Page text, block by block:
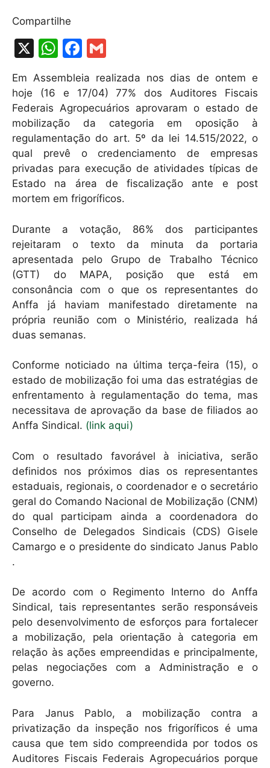
Compartilhe
X
W
h
at
s
A
p
p
F
a
c
e
b
o
o
k
m
ai
l
Em Assembleia realizada nos dias de ontem e
hoje (16 e 17/04) 77% dos Auditores Fiscais
Federais Agropecuários aprovaram o estado de
mobilização da categoria em oposição à
regulamentação do art. 5º da lei 14.515/2022, o
qual prevê o credenciamento de empresas
privadas para execução de atividades típicas de
Estado na área de fiscalização ante e post
mortem em frigoríficos.
Durante a votação, 86% dos participantes
rejeitaram o texto da minuta da portaria
apresentada pelo Grupo de Trabalho Técnico
(GTT) do MAPA, posição que está em
consonância com o que os representantes do
Anffa já haviam manifestado diretamente na
própria reunião com o Ministério, realizada há
duas semanas.
Conforme noticiado na última terça-feira (15), o
estado de mobilização foi uma das estratégias de
enfrentamento à regulamentação do tema, mas
necessitava de aprovação da base de filiados ao
Anffa Sindical. (link aqui)
Com o resultado favorável à iniciativa, serão
definidos nos próximos dias os representantes
estaduais, regionais, o coordenador e o secretário
geral do Comando Nacional de Mobilização (CNM)
do qual participam ainda a coordenadora do
Conselho de Delegados Sindicais (CDS) Gisele
Camargo e o presidente do sindicato Janus Pablo
.
De acordo com o Regimento Interno do Anffa
Sindical, tais representantes serão responsáveis
pelo desenvolvimento de esforços para fortalecer
a mobilização, pela orientação à categoria em
relação às ações empreendidas e principalmente,
pelas negociações com a Administração e o
governo.
Para Janus Pablo, a mobilização contra a
privatização da inspeção nos frigoríficos é uma
causa que tem sido compreendida por todos os
Auditores Fiscais Federais Agropecuários porque